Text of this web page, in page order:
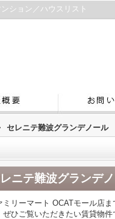
ション／ハウスリスト
セレニテ難波グランデノール
ニテ難波グランデ
ミリーマート OCATモール店
ぜひご覧いただきたい賃貸物